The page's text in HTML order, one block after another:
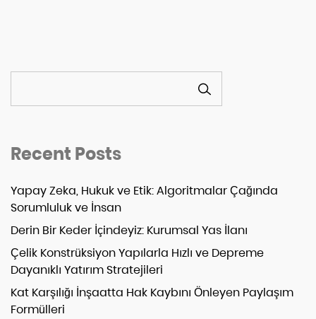
Recent Posts
Yapay Zeka, Hukuk ve Etik: Algoritmalar Çağında
Sorumluluk ve İnsan
Derin Bir Keder İçindeyiz: Kurumsal Yas İlanı
Çelik Konstrüksiyon Yapılarla Hızlı ve Depreme
Dayanıklı Yatırım Stratejileri
Kat Karşılığı İnşaatta Hak Kaybını Önleyen Paylaşım
Formülleri